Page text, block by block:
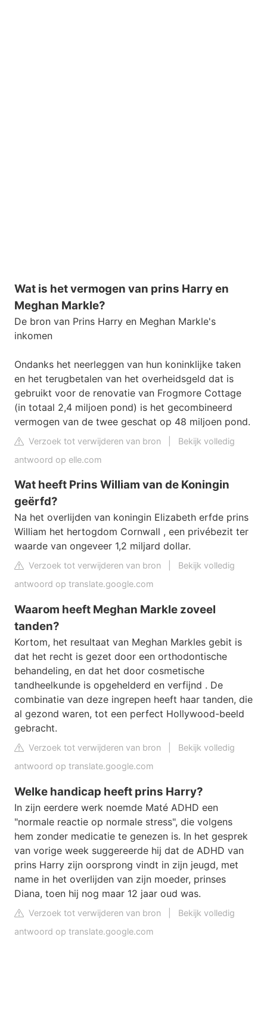
Wat is het vermogen van prins Harry en
Meghan Markle?
De bron van Prins Harry en Meghan Markle's
inkomen
Ondanks het neerleggen van hun koninklijke taken
en het terugbetalen van het overheidsgeld dat is
gebruikt voor de renovatie van Frogmore Cottage
(in totaal 2,4 miljoen pond) is het gecombineerd
vermogen van de twee geschat op 48 miljoen pond.
Verzoek tot verwijderen van bron
Bekijk volledig
antwoord op elle.com
Wat heeft Prins William van de Koningin
geërfd?
Na het overlijden van koningin Elizabeth erfde prins
William het hertogdom Cornwall , een privébezit ter
waarde van ongeveer 1,2 miljard dollar.
Verzoek tot verwijderen van bron
Bekijk volledig
antwoord op translate.google.com
Waarom heeft Meghan Markle zoveel
tanden?
Kortom, het resultaat van Meghan Markles gebit is
dat het recht is gezet door een orthodontische
behandeling, en dat het door cosmetische
tandheelkunde is opgehelderd en verfijnd . De
combinatie van deze ingrepen heeft haar tanden, die
al gezond waren, tot een perfect Hollywood-beeld
gebracht.
Verzoek tot verwijderen van bron
Bekijk volledig
antwoord op translate.google.com
Welke handicap heeft prins Harry?
In zijn eerdere werk noemde Maté ADHD een
"normale reactie op normale stress", die volgens
hem zonder medicatie te genezen is. In het gesprek
van vorige week suggereerde hij dat de ADHD van
prins Harry zijn oorsprong vindt in zijn jeugd, met
name in het overlijden van zijn moeder, prinses
Diana, toen hij nog maar 12 jaar oud was.
Verzoek tot verwijderen van bron
Bekijk volledig
antwoord op translate.google.com